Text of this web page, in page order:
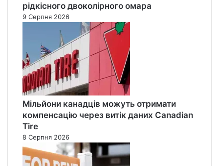
рідкісного двоколірного омара
9 Серпня 2026
Мільйони канадців можуть отримати
компенсацію через витік даних Canadian
Tire
8 Серпня 2026